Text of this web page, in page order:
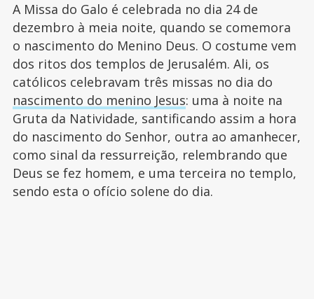
A Missa do Galo é celebrada no dia 24 de
dezembro à meia noite, quando se comemora
o nascimento do Menino Deus. O costume vem
dos ritos dos templos de Jerusalém. Ali, os
católicos celebravam três missas no dia do
nascimento do menino Jesus: uma à noite na
Gruta da Natividade, santificando assim a hora
do nascimento do Senhor, outra ao amanhecer,
como sinal da ressurreição, relembrando que
Deus se fez homem, e uma terceira no templo,
sendo esta o ofício solene do dia.